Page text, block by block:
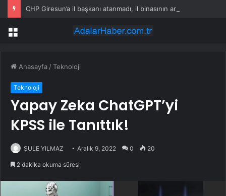
Menü
Anasayfa /Teknoloji
Teknoloji
Yapay Zeka ChatGPT’yi
KPSS ile Tanıttık!
ŞULE YILMAZ Aralık 9, 2022 0 20
2 dakika okuma süresi